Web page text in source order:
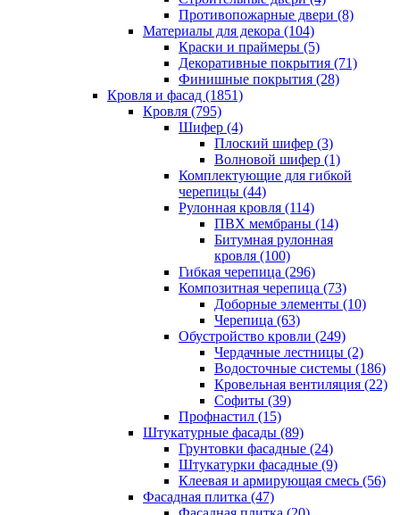
Противопожарные двери (8)
Материалы для декора (104)
Краски и праймеры (5)
Декоративные покрытия (71)
Финишные покрытия (28)
Кровля и фасад (1851)
Кровля (795)
Шифер (4)
Плоский шифер (3)
Волновой шифер (1)
Комплектующие для гибкой
черепицы (44)
Рулонная кровля (114)
ПВХ мембраны (14)
Битумная рулонная
кровля (100)
Гибкая черепица (296)
Композитная черепица (73)
Доборные элементы (10)
Черепица (63)
Обустройство кровли (249)
Чердачные лестницы (2)
Водосточные системы (186)
Кровельная вентиляция (22)
Cофиты (39)
Профнастил (15)
Штукатурные фасады (89)
Грунтовки фасадные (24)
Штукатурки фасадные (9)
Клеевая и армирующая смесь (56)
Фасадная плитка (47)